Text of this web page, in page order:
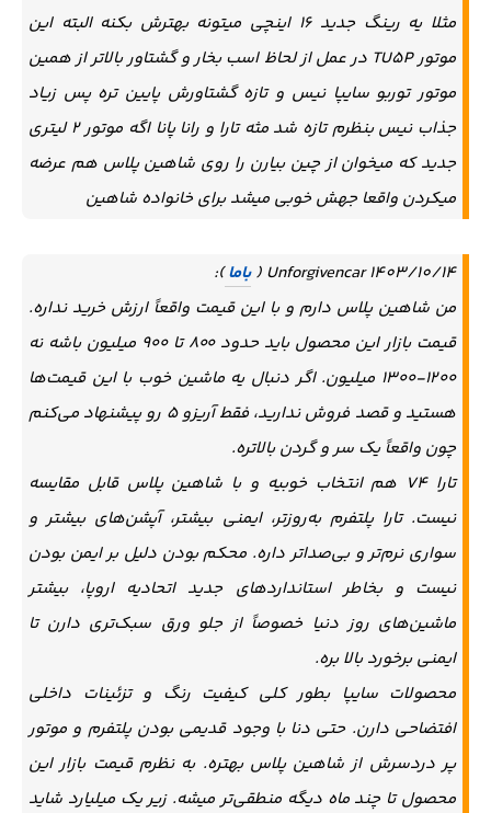
مثلا یه رینگ جدید 16 اینچی میتونه بهترش بکنه البته این
موتور TU5P در عمل از لحاظ اسب بخار و گشتاور بالاتر از همین
موتور توربو سایپا نیس و تازه گشتاورش پایین تره پس زیاد
جذاب نیس بنظرم تازه شد مثه تارا و رانا پانا اگه موتور ۲ لیتری
جدید که میخوان از چین بیارن را روی شاهین پلاس هم عرضه
میکردن واقعا جهش خوبی میشد برای خانواده شاهین
Unforgivencar 1403/10/14 ( باما):
من شاهین پلاس دارم و با این قیمت واقعاً ارزش خرید نداره.
قیمت بازار این محصول باید حدود ۸۰۰ تا ۹۰۰ میلیون باشه نه
۱۲۰۰-۱۳۰۰ میلیون. اگر دنبال یه ماشین خوب با این قیمت‌ها
هستید و قصد فروش ندارید، فقط آریزو ۵ رو پیشنهاد می‌کنم
چون واقعاً یک سر و گردن بالاتره.
تارا V4 هم انتخاب خوبیه و با شاهین پلاس قابل مقایسه
نیست. تارا پلتفرم به‌روزتر، ایمنی بیشتر، آپشن‌های بیشتر و
سواری نرم‌تر و بی‌صداتر داره. محکم بودن دلیل بر ایمن بودن
نیست و بخاطر استانداردهای جدید اتحادیه اروپا، بیشتر
ماشین‌های روز دنیا خصوصاً از جلو ورق سبک‌تری دارن تا
ایمنی برخورد بالا بره.
محصولات سایپا بطور کلی کیفیت رنگ و تزئینات داخلی
افتضاحی دارن. حتی دنا با وجود قدیمی بودن پلتفرم و موتور
پر دردسرش از شاهین پلاس بهتره. به نظرم قیمت بازار این
محصول تا چند ماه دیگه منطقی‌تر میشه. زیر یک میلیارد شاید